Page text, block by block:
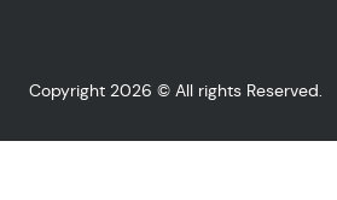
Copyright 2026 © All rights Reserved.